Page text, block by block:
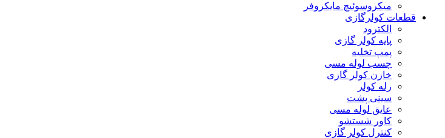
میکروسوئیچ مایکروفر
قطعات کولرگازی
الکترود
پایه کولر گازی
پمپ تخلیه
چسب لوله مسی
خازن کولر گازی
رله کولر
سینی پشت
عایق لوله مسی
کاور شستشو
کنترل کولر گازی